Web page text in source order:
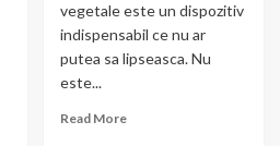
vegetale este un dispozitiv
indispensabil ce nu ar
putea sa lipseasca. Nu
este...
Read More